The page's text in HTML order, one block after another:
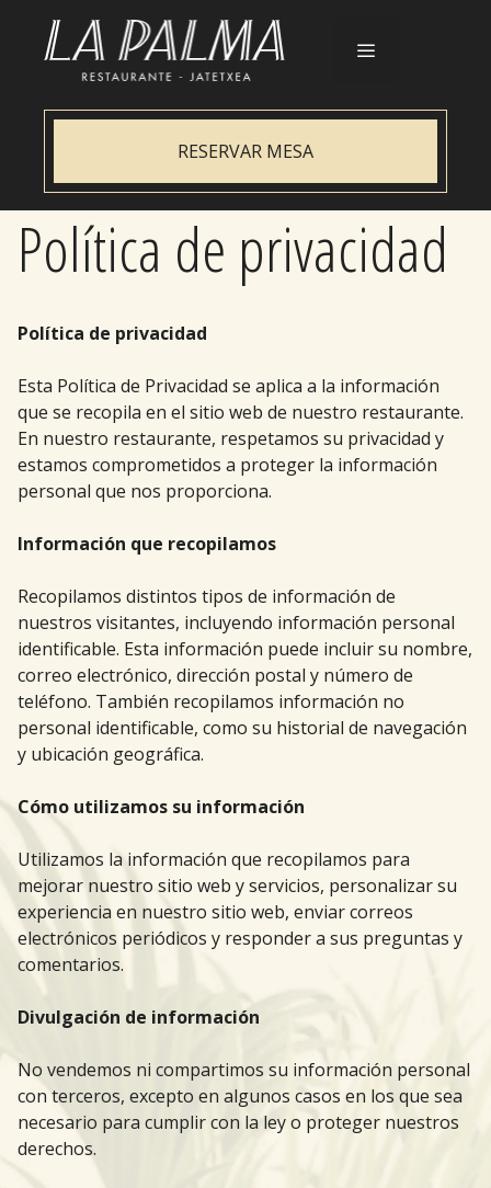
contenido
Menú
RESERVAR MESA
Política de privacidad
Política de privacidad
Esta Política de Privacidad se aplica a la información
que se recopila en el sitio web de nuestro restaurante.
En nuestro restaurante, respetamos su privacidad y
estamos comprometidos a proteger la información
personal que nos proporciona.
Información que recopilamos
Recopilamos distintos tipos de información de
nuestros visitantes, incluyendo información personal
identificable. Esta información puede incluir su nombre,
correo electrónico, dirección postal y número de
teléfono. También recopilamos información no
personal identificable, como su historial de navegación
y ubicación geográfica.
Cómo utilizamos su información
Utilizamos la información que recopilamos para
mejorar nuestro sitio web y servicios, personalizar su
experiencia en nuestro sitio web, enviar correos
electrónicos periódicos y responder a sus preguntas y
comentarios.
Divulgación de información
No vendemos ni compartimos su información personal
con terceros, excepto en algunos casos en los que sea
necesario para cumplir con la ley o proteger nuestros
derechos.